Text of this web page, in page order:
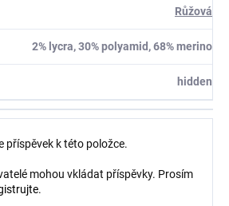
Růžová
2% lycra, 30% polyamid, 68% merino
hidden
příspěvek k této položce.
mohou vkládat příspěvky. Prosím
.